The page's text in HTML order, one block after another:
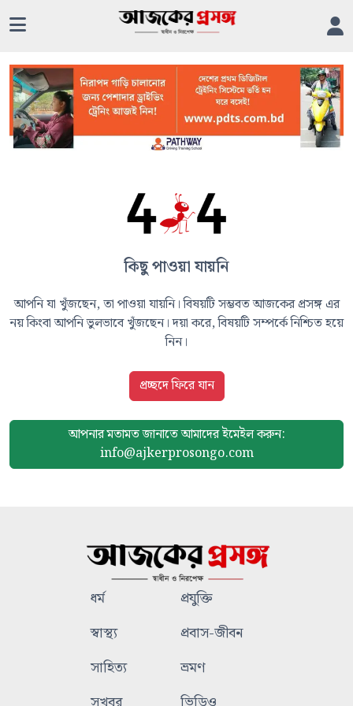
কিছু পাওয়া যায়নি
আপনি যা খুঁজছেন, তা পাওয়া যায়নি। বিষয়টি সম্ভবত আজকের প্রসঙ্গ এর
নয় কিংবা আপনি ভুলভাবে খুঁজছেন। দয়া করে, বিষয়টি সম্পর্কে নিশ্চিত হয়ে
নিন।
প্রচ্ছদে ফিরে যান
আপনার মতামত জানাতে আমাদেরইমেইল করুন:
info@ajkerprosongo.com
ধর্ম
প্রযুক্তি
স্বাস্থ্য
প্রবাস-জীবন
সাহিত্য
ভ্রমণ